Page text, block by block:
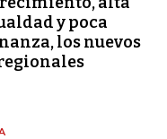
y poca
los nuevos